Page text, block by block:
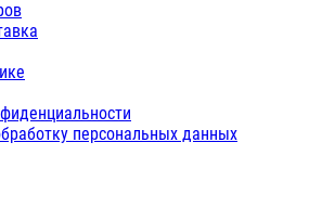
персональных данных